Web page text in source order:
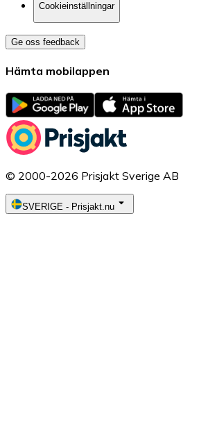
Cookieinställningar
Ge oss feedback
Hämta mobilappen
© 2000-2026 Prisjakt Sverige AB
SVERIGE - Prisjakt.nu